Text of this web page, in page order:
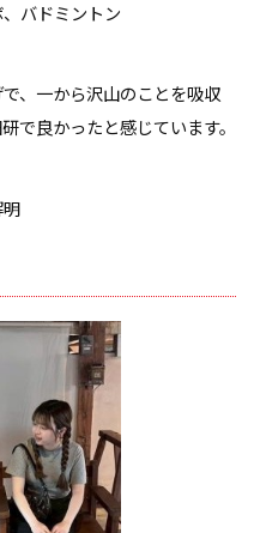
バドミントン
、一から沢山のことを吸収
で良かったと感じています。